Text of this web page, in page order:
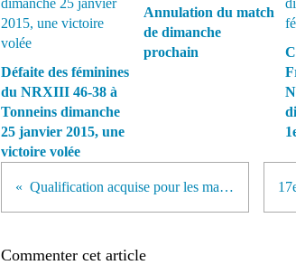
Défaite des féminines
du NRXIII 46-38 à
Tonneins dimanche
25 janvier 2015, une
victoire volée
Annulation du match
de dimanche
prochain
Qualification acquise pour les masculins
Commenter cet article